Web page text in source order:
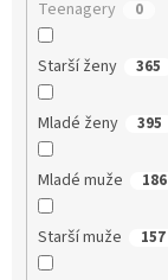
Teenagery 0
Starší ženy 365
Mladé ženy 395
Mladé muže 186
Starší muže 157